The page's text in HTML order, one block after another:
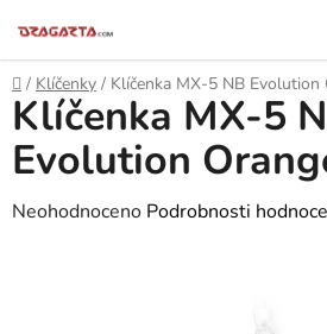
na
obsah
Domů
/ Klíčenky / Klíčenka MX-5 NB Evolution
Klíčenka MX-5
Evolution
Průměrné
Neohodnoceno Podrobnosti